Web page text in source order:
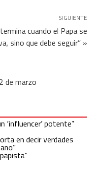
SIGUIENTE
cuando el Papa se
sino que debe seguir” »
de marzo
‘influencer’ potente”
en decir verdades